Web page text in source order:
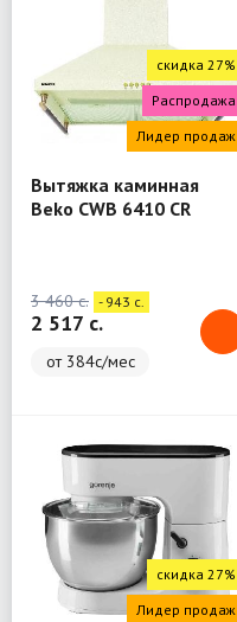
скидка 27%
Распродажа
Лидер продаж
Вытяжка каминная
Beko CWB 6410 CR
3 460 c. - 943 c.
2 517 c.
от 384с/мес
скидка 27%
Лидер продаж